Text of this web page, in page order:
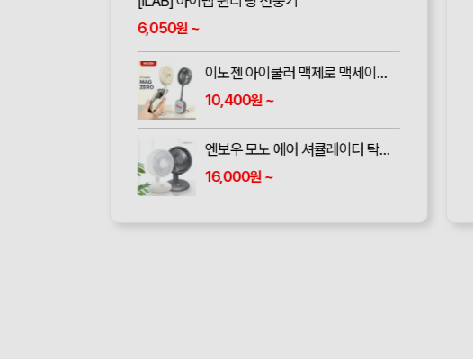
6,050원 ~
이노젠 아이쿨러 맥제로 맥세이프 핸즈프리 미니선풍기
10,400원 ~
엔보우 모노 에어 셔큘레이터 탁상용 무선선풍기
16,000원 ~